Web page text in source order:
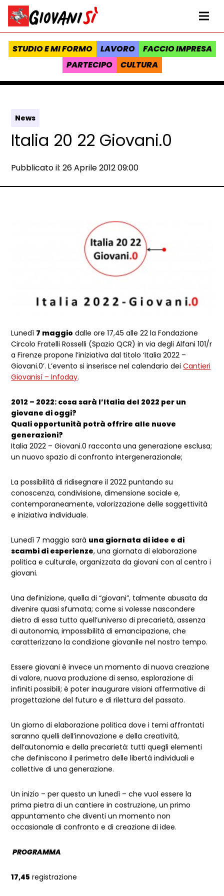
Vai al contenuto
Homepage Giovanisì - Progetto della Regione Toscana
STUDIO E MI FORMO LAVORO
FACCIO IMPRESA
PARTECIPO
CULTURA
News
Italia 20 22 Giovani.0
Data e ora:
Pubblicato il: 26 Aprile 2012 09:00
Dettagli articolo
Lunedì 7 maggio dalle ore 17,45 alle 22 la Fondazione
Circolo Fratelli Rosselli (Spazio QCR) in via degli Alfani 101/r
a Firenze propone l’iniziativa dal titolo ‘Italia 2022 –
Giovani.0’. L’evento si inserisce nel calendario deiCantieri
Giovanisì – Infoday.
2012 – 2022: cosa sarà l’Italia del 2022 per un
giovane di oggi?
Quali opportunità potrà offrire alle nuove
generazioni?
Italia 2022 – Giovani.0 racconta una generazione esclusa;
un nuovo spazio di confronto intergenerazionale;
La possibilità di ridisegnare il 2022 puntando su
conoscenza, condivisione, dimensione sociale e,
contemporaneamente, valorizzazione delle soggettività
e iniziativa individuale.
Lunedì 7 maggio sarà una giornata di idee e di
scambi di esperienze, una giornata di elaborazione
politica e culturale, organizzata da giovani con al centro i
giovani.
Una definizione, quella di “giovani”, talmente abusata da
divenire quasi sfumata; come si volesse nascondere
dietro di essa tutto quell’universo di precarietà, assenza
di autonomia, impossibilità di emancipazione, che
caratterizzano la condizione giovanile nel nostro tempo.
Essere giovani è invece un momento di nuova creazione
di valore, nuova produzione di senso, esplorazione di
infiniti possibili; è poter inaugurare visioni affermative di
progettazione del futuro e di rilettura del passato.
Un giorno di elaborazione politica dove i temi affrontati
saranno quelli dell’innovazione e della creatività,
dell’autonomia e della precarietà: tutti quegli elementi
che definiscono il perimetro delle libertà individuali e
collettive di una generazione.
Un inizio – per questo un lunedì – che vuol essere la
prima pietra di un cantiere in costruzione, un primo
appuntamento che diventi un momento non
occasionale di confronto e di creazione di idee.
PROGRAMMA
17,45 registrazione